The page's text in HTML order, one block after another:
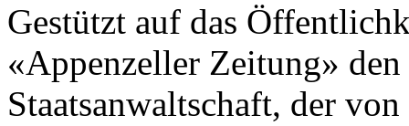
Gestützt auf das
«Appenzeller Zeitung»
Staatsanwaltschaft, der